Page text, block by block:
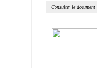
Consulter le document